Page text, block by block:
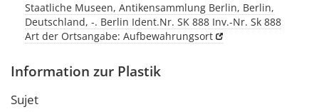
Staatliche Museen, Antikensammlung Berlin, Berlin,
Deutschland, -. Berlin Ident.Nr. SK 888 Inv.-Nr. Sk 888
Art der Ortsangabe: Aufbewahrungsort
Information zur Plastik
Sujet